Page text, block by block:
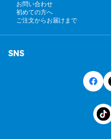
お問い合わせ
初めての方へ
ご注文からお届けまで
SNS